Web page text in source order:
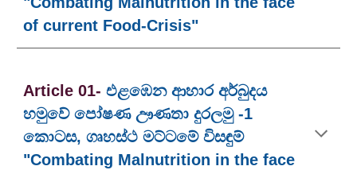
of current Food-Crisis"
Article 01- එළඹෙන ආහාර අර්බුදය
හමුවේ පෝෂණ ඌණතා දුරලමු-1
කොටස,ගෘහස්ථ මට්ටමේ විසඳුම්
"Combating Malnutrition in the face